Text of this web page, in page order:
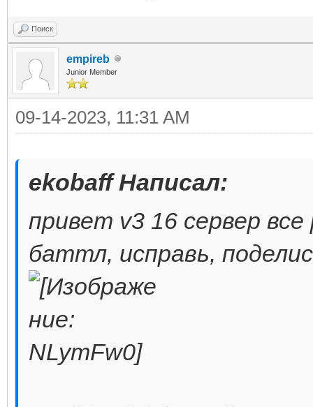
Поиск
empireb
Junior Member
09-14-2023, 11:31 AM
ekobaff Написал:
привет v3 16 сервер
баттл, исправь,